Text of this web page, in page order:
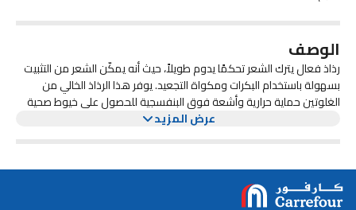
الوصف
رذاذ فعال يترك الشعر تحكمًا يدوم طويلاً، حيث أنه يمكّن الشعر من التثبيت
بسهولة باستخدام البكرات ومكواة التجعيد. يوفر هذا الرذاذ الخالي من
الغلوتين حماية حرارية وأشعة فوق البنفسجية للحصول على خيوط صحية
عرض المزيد